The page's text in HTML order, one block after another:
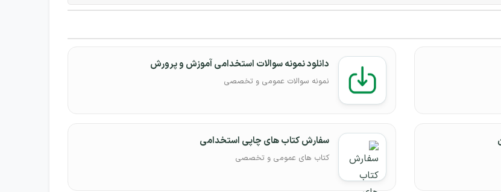
دانلود نمونه سوالات استخدامی آموزش و پرورش
نمونه سوالات عمومی و تخصصی
سفارش کتاب های چاپی استخدامی
کتاب های عمومی و تخصصی